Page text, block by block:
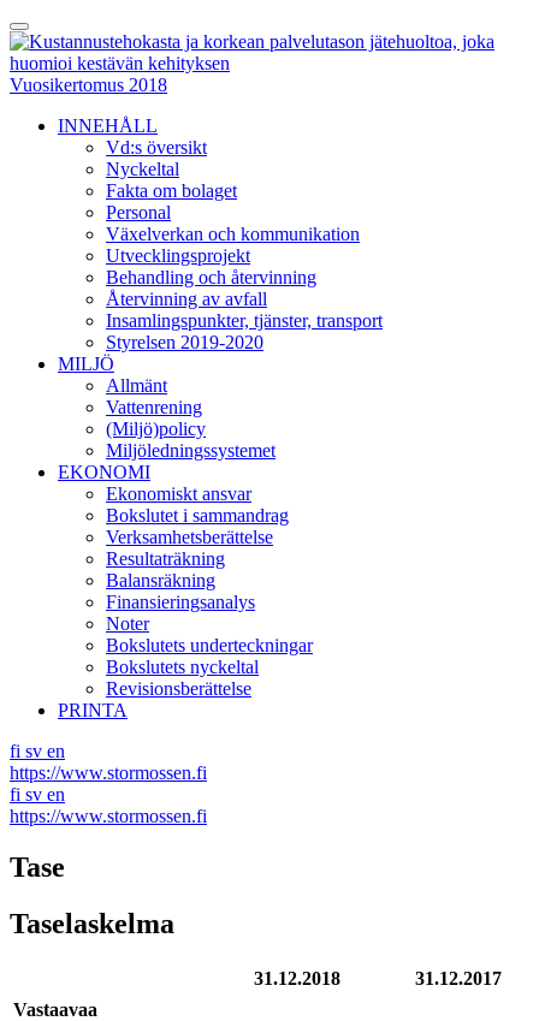
Skip
to
content
Toggle
Menu
Vuosikertomus 2018
INNEHÅLL
Vd:s översikt
Nyckeltal
Fakta om bolaget
Personal
Växelverkan och kommunikation
Utvecklingsprojekt
Behandling och återvinning
Återvinning av avfall
Insamlingspunkter, tjänster, transport
Styrelsen 2019-2020
MILJÖ
Allmänt
Vattenrening
(Miljö)policy
Miljöledningssystemet
EKONOMI
Ekonomiskt ansvar
Bokslutet i sammandrag
Verksamhetsberättelse
Resultaträkning
Balansräkning
Finansieringsanalys
Noter
Bokslutets underteckningar
Bokslutets nyckeltal
Revisionsberättelse
PRINTA
fi sv en
https://www.stormossen.fi
fi sv en
https://www.stormossen.fi
Tase
Taselaskelma
31.12.2018
31.12.2017
Vastaavaa